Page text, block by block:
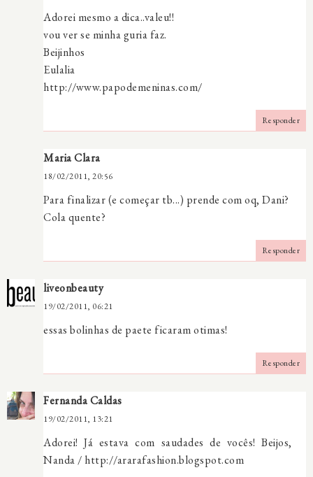
Adorei mesmo a dica..valeu!!
vou ver se minha guria faz.
Beijinhos
Eulalia
http://www.papodemeninas.com/
Responder
Maria Clara
18/02/2011, 20:56
Para finalizar (e começar tb...) prende com oq, Dani?
Cola quente?
Responder
liveonbeauty
19/02/2011, 06:21
essas bolinhas de paete ficaram otimas!
Responder
Fernanda Caldas
19/02/2011, 13:21
Adorei! Já estava com saudades de vocês! Beijos,
Nanda / http://ararafashion.blogspot.com